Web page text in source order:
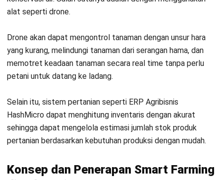
Pertanian cerdas atausmart farmingmembuatpara petani
tidak harus menggunakan air, pupuk, serta pestisida lagi
dengan cara seragam pada seluruh bidang. Dengan adanya
smart farming,kini mereka dapat meminimalkan jumlah dan
memperlakukan tanaman dengan cara yang berbeda.